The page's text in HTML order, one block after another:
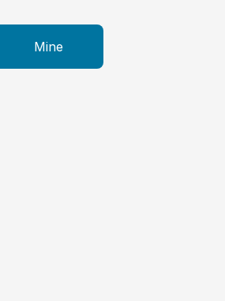
Mine